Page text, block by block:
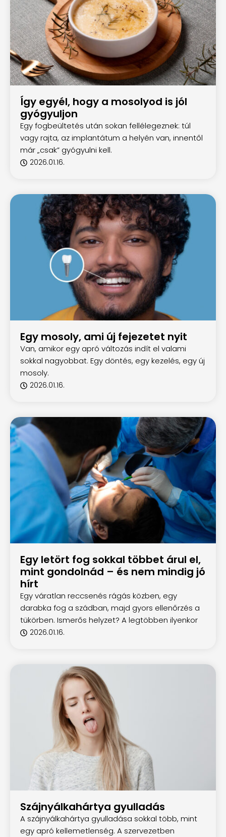
Így egyél, hogy a mosolyod is jól
gyógyuljon
Egy fogbeültetés után sokan fellélegeznek: túl
vagy rajta, az implantátum a helyén van, innentől
már „csak” gyógyulni kell.
2026.01.16.
Egy mosoly, ami új fejezetet nyit
Van, amikor egy apró változás indít el valami
sokkal nagyobbat. Egy döntés, egy kezelés, egy új
mosoly.
2026.01.16.
Egy letört fog sokkal többet árul el,
mint gondolnád – és nem mindig jó
hírt
Egy váratlan reccsenés rágás közben, egy
darabka fog a szádban, majd gyors ellenőrzés a
tükörben. Ismerős helyzet? A legtöbben ilyenkor
2026.01.16.
Szájnyálkahártya gyulladás
A szájnyálkahártya gyulladása sokkal több, mint
egy apró kellemetlenség. A szervezetben